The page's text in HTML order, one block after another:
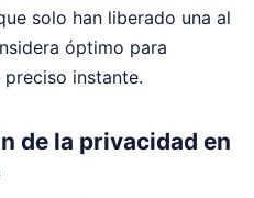
solo han liberado una al
óptimo para
instante.
de la privacidad en